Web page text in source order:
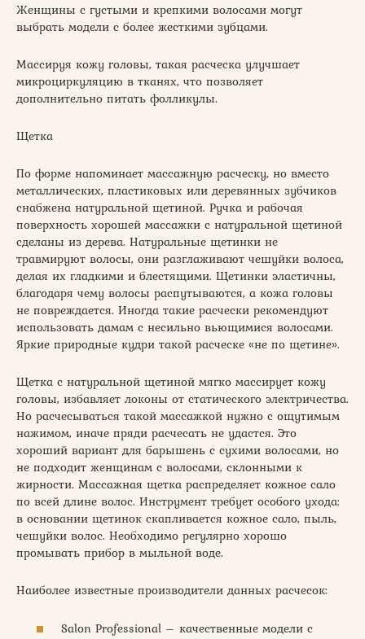
Женщины с густыми и крепкими волосами могут
выбрать модели с более жесткими зубцами.
Массируя кожу головы, такая расческа улучшает
микроциркуляцию в тканях, что позволяет
дополнительно питать фолликулы.
Щетка
По форме напоминает массажную расческу, но вместо
металлических, пластиковых или деревянных зубчиков
снабжена натуральной щетиной. Ручка и рабочая
поверхность хорошей массажки с натуральной щетиной
сделаны из дерева. Натуральные щетинки не
травмируют волосы, они разглаживают чешуйки волоса,
делая их гладкими и блестящими. Щетинки эластичны,
благодаря чему волосы распутываются, а кожа головы
не повреждается. Иногда такие расчески рекомендуют
использовать дамам с несильно вьющимися волосами.
Яркие природные кудри такой расческе «не по щетине».
Щетка с натуральной щетиной мягко массирует кожу
головы, избавляет локоны от статического электричества.
Но расчесываться такой массажкой нужно с ощутимым
нажимом, иначе пряди расчесать не удастся. Это
хороший вариант для барышень с сухими волосами, но
не подходит женщинам с волосами, склонными к
жирности. Массажная щетка распределяет кожное сало
по всей длине волос. Инструмент требует особого ухода:
в основании щетинок скапливается кожное сало, пыль,
чешуйки волос. Необходимо регулярно хорошо
промывать прибор в мыльной воде.
Наиболее известные производители данных расчесок:
Salon Professional – качественные модели с